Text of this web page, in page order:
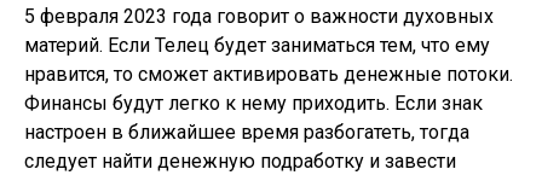
5 февраля 2023 года говорит о важности духовных
материй. Если Телец будет заниматься тем, что ему
нравится, то сможет активировать денежные потоки.
Финансы будут легко к нему приходить. Если знак
настроен в ближайшее время разбогатеть, тогда
следует найти денежную подработку и завести